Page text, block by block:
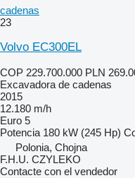
cadenas
23
Volvo EC300EL
COP 229.700.000 PLN
Excavadora de cadenas
2015
12.180 m/h
Euro 5
Potencia 180 kW (245 Hp)
Polonia, Chojna
F.H.U. CZYLEKO
Contacte con el vendedor